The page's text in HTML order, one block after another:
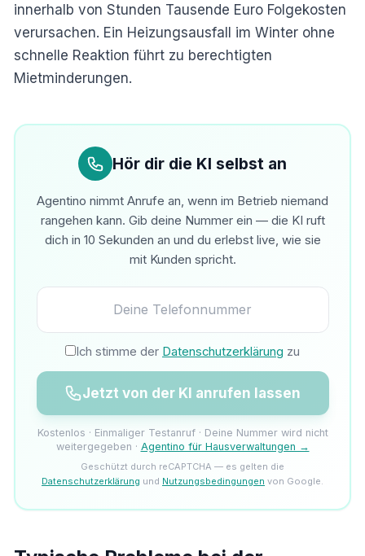
innerhalb von Stunden Tausende Euro Folgekosten
verursachen. Ein Heizungsausfall im Winter ohne
schnelle Reaktion führt zu berechtigten
Mietminderungen.
Hör dir die KI selbst an
Agentino nimmt Anrufe an, wenn im Betrieb niemand
rangehen kann. Gib deine Nummer ein — die KI ruft
dich in 10 Sekunden an und du erlebst live, wie sie
mit Kunden spricht.
Ich stimme der Datenschutzerklärung zu
Jetzt von der KI anrufen lassen
Kostenlos · Einmaliger Testanruf · Deine Nummer wird nicht
weitergegeben · Agentino für Hausverwaltungen →
Geschützt durch reCAPTCHA — es gelten die
Datenschutzerklärung und Nutzungsbedingungen von Google.